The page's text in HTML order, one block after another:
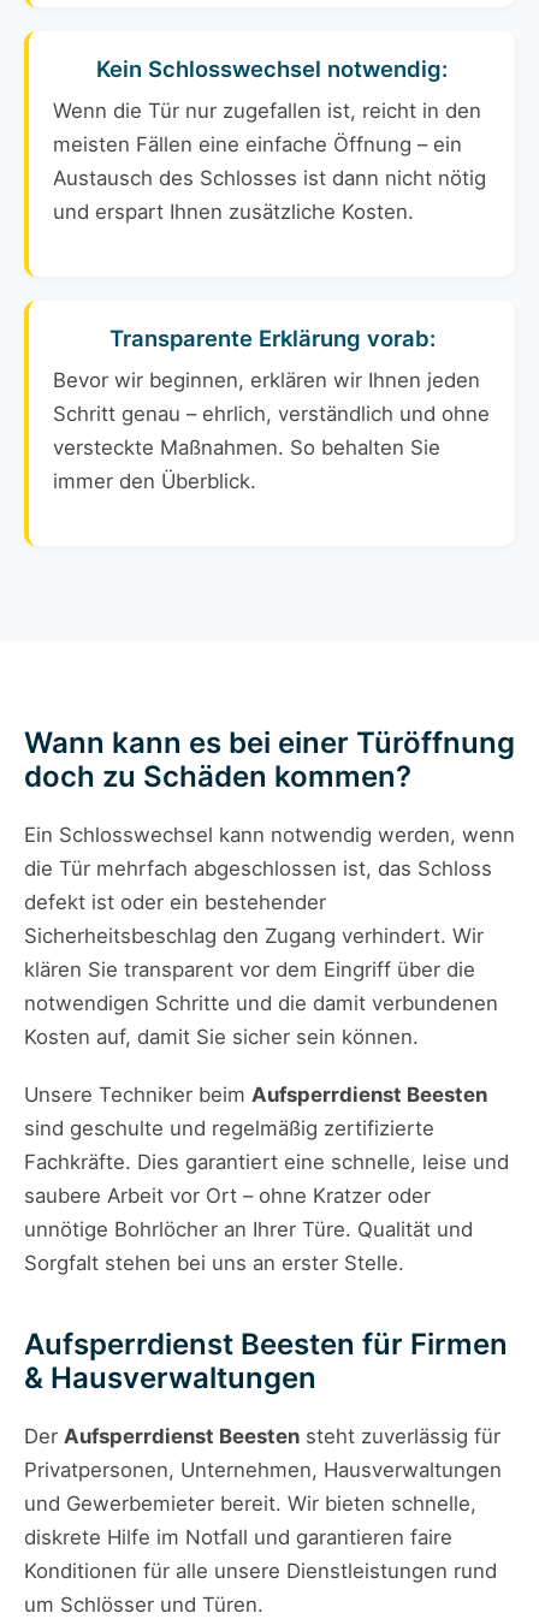
Kein Schlosswechsel notwendig:
Wenn die Tür nur zugefallen ist, reicht in den
meisten Fällen eine einfache Öffnung – ein
Austausch des Schlosses ist dann nicht nötig
und erspart Ihnen zusätzliche Kosten.
Transparente Erklärung vorab:
Bevor wir beginnen, erklären wir Ihnen jeden
Schritt genau – ehrlich, verständlich und ohne
versteckte Maßnahmen. So behalten Sie
immer den Überblick.
Wann kann es bei einer Türöffnung
doch zu Schäden kommen?
Ein Schlosswechsel kann notwendig werden, wenn
die Tür mehrfach abgeschlossen ist, das Schloss
defekt ist oder ein bestehender
Sicherheitsbeschlag den Zugang verhindert. Wir
klären Sie transparent vor dem Eingriff über die
notwendigen Schritte und die damit verbundenen
Kosten auf, damit Sie sicher sein können.
Unsere Techniker beim Aufsperrdienst Beesten
sind geschulte und regelmäßig zertifizierte
Fachkräfte. Dies garantiert eine schnelle, leise und
saubere Arbeit vor Ort – ohne Kratzer oder
unnötige Bohrlöcher an Ihrer Türe. Qualität und
Sorgfalt stehen bei uns an erster Stelle.
Aufsperrdienst Beesten für Firmen
& Hausverwaltungen
Der Aufsperrdienst Beesten steht zuverlässig für
Privatpersonen, Unternehmen, Hausverwaltungen
und Gewerbemieter bereit. Wir bieten schnelle,
diskrete Hilfe im Notfall und garantieren faire
Konditionen für alle unsere Dienstleistungen rund
um Schlösser und Türen.